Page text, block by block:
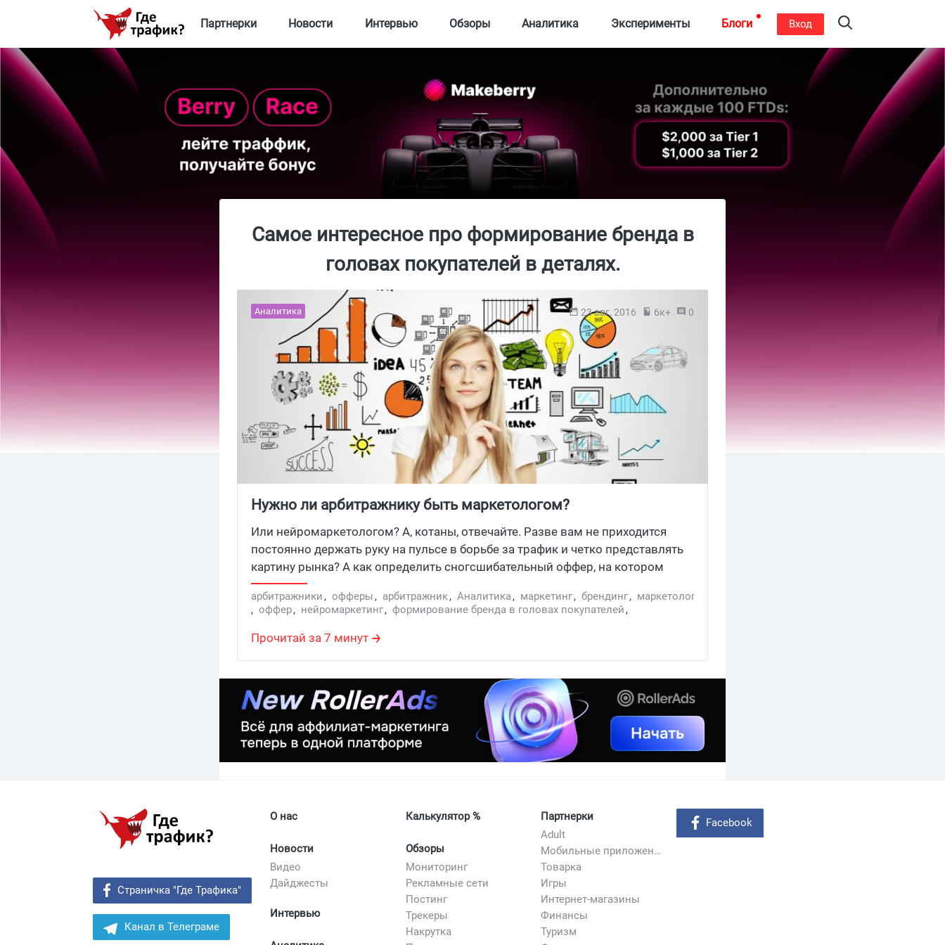
Партнерки Новости Интервью Обзоры Аналитика Эксперименты Блоги Вход
Самое интересное про формирование бренда в
головах покупателей в деталях.
Аналитика 23 авг, 2016 6к+ 0
Нужно ли арбитражнику быть маркетологом?
Или нейромаркетологом? А, котаны, отвечайте. Разве вам не приходится
постоянно держать руку на пульсе в борьбе за трафик и четко представлять
картину рынка? А как определить сногсшибательный оффер, на котором
можно прилично заработать?
арбитражники, офферы, арбитражник, Аналитика, маркетинг, брендинг, маркетолог
, оффер, нейромаркетинг, формирование бренда в головах покупателей,
создание рекламных объявлений
Прочитай за 7 минут
Страничка "Где Трафика"
Канал в Телеграме
О нас
Новости
Видео
Дайджесты
Интервью
Калькулятор %
Обзоры
Мониторинг
Рекламные сети
Постинг
Трекеры
Накрутка
Партнерки
Adult
Мобильные приложения
Товарка
Игры
Интернет-магазины
Финансы
Туризм
Facebook